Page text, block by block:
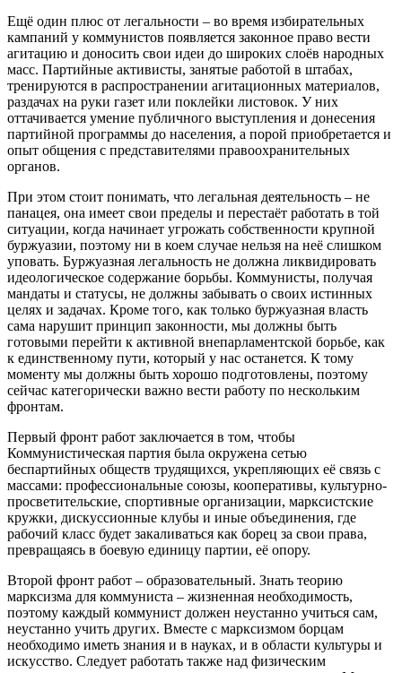
Ещё один плюс от легальности – во время избирательных
кампаний у коммунистов появляется законное право вести
агитацию и доносить свои идеи до широких слоёв народных
масс. Партийные активисты, занятые работой в штабах,
тренируются в распространении агитационных материалов,
раздачах на руки газет или поклейки листовок. У них
оттачивается умение публичного выступления и донесения
партийной программы до населения, а порой приобретается и
опыт общения с представителями правоохранительных
органов.
При этом стоит понимать, что легальная деятельность – не
панацея, она имеет свои пределы и перестаёт работать в той
ситуации, когда начинает угрожать собственности крупной
буржуазии, поэтому ни в коем случае нельзя на неё слишком
уповать. Буржуазная легальность не должна ликвидировать
идеологическое содержание борьбы. Коммунисты, получая
мандаты и статусы, не должны забывать о своих истинных
целях и задачах. Кроме того, как только буржуазная власть
сама нарушит принцип законности, мы должны быть
готовыми перейти к активной внепарламентской борьбе, как
к единственному пути, который у нас останется. К тому
моменту мы должны быть хорошо подготовлены, поэтому
сейчас категорически важно вести работу по нескольким
фронтам.
Первый фронт работ заключается в том, чтобы
Коммунистическая партия была окружена сетью
беспартийных обществ трудящихся, укрепляющих её связь с
массами: профессиональные союзы, кооперативы, культурно-
просветительские, спортивные организации, марксистские
кружки, дискуссионные клубы и иные объединения, где
рабочий класс будет закаливаться как борец за свои права,
превращаясь в боевую единицу партии, её опору.
Второй фронт работ – образовательный. Знать теорию
марксизма для коммуниста – жизненная необходимость,
поэтому каждый коммунист должен неустанно учиться сам,
неустанно учить других. Вместе с марксизмом борцам
необходимо иметь знания и в науках, и в области культуры и
искусство. Следует работать также над физическим